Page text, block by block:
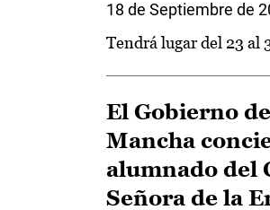
18 de Septiembre de
Tendrá lugar del 23 al
El Gobierno
Mancha
alumnado del
Señora de la